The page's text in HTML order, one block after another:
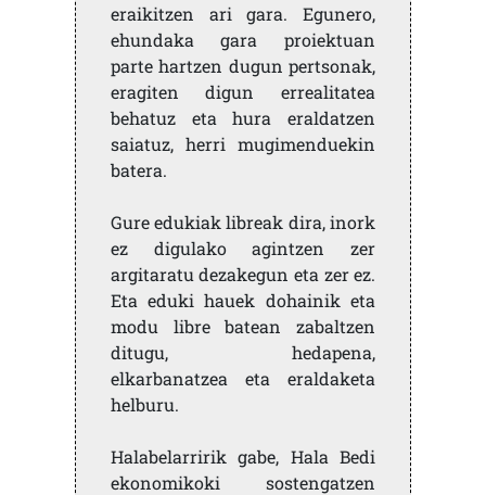
eraikitzen ari gara. Egunero,
ehundaka gara proiektuan
parte hartzen dugun pertsonak,
eragiten digun errealitatea
behatuz eta hura eraldatzen
saiatuz, herri mugimenduekin
batera.
Gure edukiak libreak dira, inork
ez digulako agintzen zer
argitaratu dezakegun eta zer ez.
Eta eduki hauek dohainik eta
modu libre batean zabaltzen
ditugu, hedapena,
elkarbanatzea eta eraldaketa
helburu.
Halabelarririk gabe, Hala Bedi
ekonomikoki sostengatzen